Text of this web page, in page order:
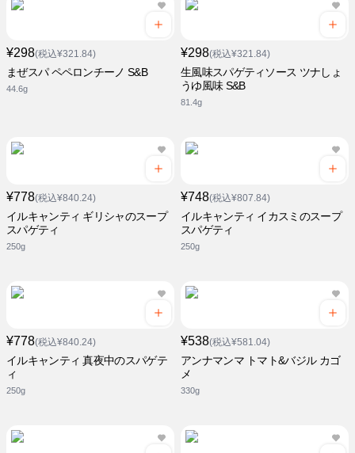
¥298(税込¥321.84)
まぜスパ ペペロンチーノ S&B
44.6g
¥298(税込¥321.84)
生風味スパゲティソース ツナしょ
うゆ風味 S&B
81.4g
¥778(税込¥840.24)
イルキャンティ ギリシャのスープ
スパゲティ
250g
¥748(税込¥807.84)
イルキャンティ イカスミのスープ
スパゲティ
250g
¥778(税込¥840.24)
イルキャンティ 真夜中のスパゲテ
ィ
250g
¥538(税込¥581.04)
アンナマンマ トマト&バジル カゴ
メ
330g